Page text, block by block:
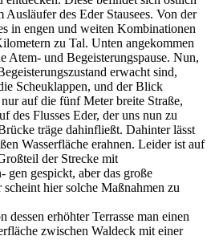
des Eder Stausees. Von der
in engen und weiten Kombinationen
zu Tal. Unten angekommen
Atem- und Begeisterungspause. Nun,
erwacht sind,
Scheuklappen, und der Blick
auf die fünf Meter breite Straße,
des Flusses Eder, der uns nun zu
träge dahinfließt. Dahinter lässt
Wasserfläche erahnen. Leider ist auf
der Strecke mit
gen gespickt, aber das große
hier solche Maßnahmen zu
dessen erhöhter Terrasse man einen
zwischen Waldeck mit einer